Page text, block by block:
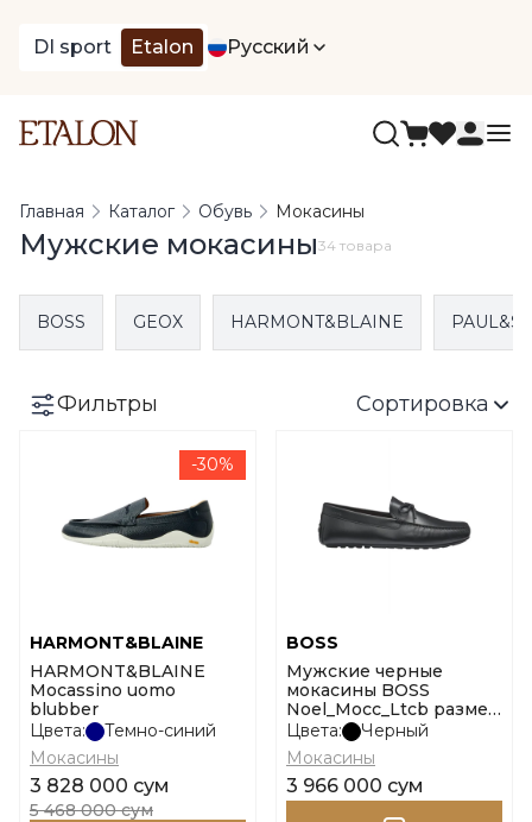
DI sport Etalon Русский
Главная Каталог Обувь Мокасины
Мужские мокасины34 товара
BOSS GEOX HARMONT&BLAINE
Фильтры Сортировка
-30%
HARMONT&BLAINE
HARMONT&BLAINE
Mocassino uomo
blubber
Цвета:
Темно-синий
Мокасины
3 828 000 сум
5 468 000 сум
BOSS
Мужские черные
мокасины BOSS
Noel_Mocc_Ltcb размер
39
Цвета:
Черный
Мокасины
3 966 000 сум